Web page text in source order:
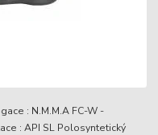
: N.M.M.A FC-W -
: API SL Polosyntetický